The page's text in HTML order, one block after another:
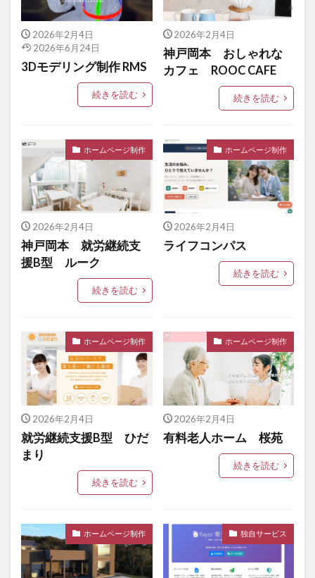
2026年2月4日
2026年6月24日
3Dモデリング制作 RMS
続きを読む
2026年2月4日
神戸岡本 おしゃれな
カフェ ROOC CAFE
続きを読む
ホームページ制作
2026年2月4日
神戸岡本 就労継続支
援B型 ルーク
続きを読む
ホームページ制作
2026年2月4日
ライフコンパス
続きを読む
ホームページ制作
2026年2月4日
就労継続支援B型 ひだ
まり
続きを読む
ホームページ制作
2026年2月4日
有料老人ホーム 桜苑
続きを読む
ホームページ制作 独自サービス